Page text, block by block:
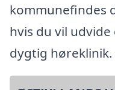
kommunefindes
hvis du vil
dygtig høreklinik.